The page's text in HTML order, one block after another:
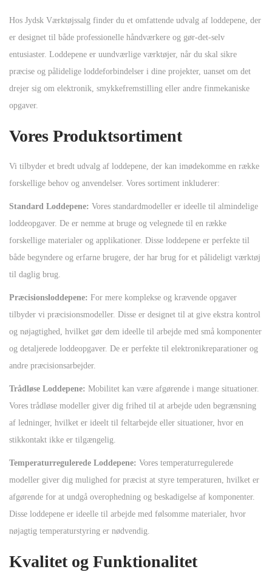
Hos Jydsk Værktøjssalg finder du et omfattende udvalg af loddepene, der
er designet til både professionelle håndværkere og gør-det-selv
entusiaster. Loddepene er uundværlige værktøjer, når du skal sikre
præcise og pålidelige loddeforbindelser i dine projekter, uanset om det
drejer sig om elektronik, smykkefremstilling eller andre finmekaniske
opgaver.
Vores Produktsortiment
Vi tilbyder et bredt udvalg af loddepene, der kan imødekomme en række
forskellige behov og anvendelser. Vores sortiment inkluderer:
Standard Loddepene: Vores standardmodeller er ideelle til almindelige
loddeopgaver. De er nemme at bruge og velegnede til en række
forskellige materialer og applikationer. Disse loddepene er perfekte til
både begyndere og erfarne brugere, der har brug for et pålideligt værktøj
til daglig brug.
Præcisionsloddepene: For mere komplekse og krævende opgaver
tilbyder vi præcisionsmodeller. Disse er designet til at give ekstra kontrol
og nøjagtighed, hvilket gør dem ideelle til arbejde med små komponenter
og detaljerede loddeopgaver. De er perfekte til elektronikreparationer og
andre præcisionsarbejder.
Trådløse Loddepene: Mobilitet kan være afgørende i mange situationer.
Vores trådløse modeller giver dig frihed til at arbejde uden begrænsning
af ledninger, hvilket er ideelt til feltarbejde eller situationer, hvor en
stikkontakt ikke er tilgængelig.
Temperaturregulerede Loddepene: Vores temperaturregulerede
modeller giver dig mulighed for præcist at styre temperaturen, hvilket er
afgørende for at undgå overophedning og beskadigelse af komponenter.
Disse loddepene er ideelle til arbejde med følsomme materialer, hvor
nøjagtig temperaturstyring er nødvendig.
Kvalitet og Funktionalitet